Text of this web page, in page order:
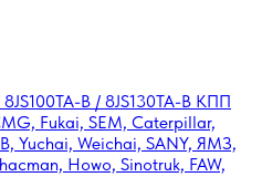
B / 8JS130TA-B КПП
Fukai, SEM, Caterpillar,
Yuchai, Weichai, SANY, ЯМЗ,
Howo, Sinotruk, FAW,